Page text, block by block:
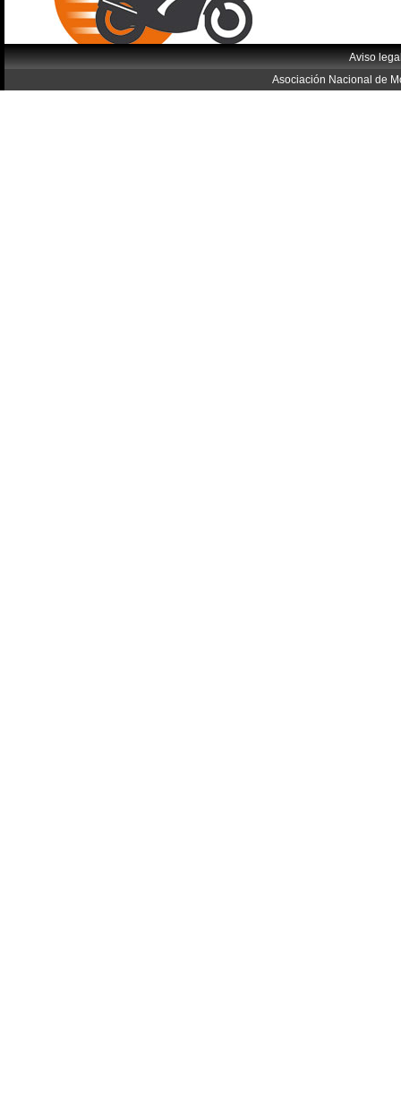
Aviso
Asociación Nacional de